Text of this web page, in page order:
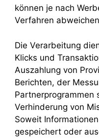
können je nach
Verfahren
Die Verarbeitung
Klicks und
Auszahlung von
Berichten, der
Partnerprogrammen
Verhinderung von
Soweit
gespeichert oder